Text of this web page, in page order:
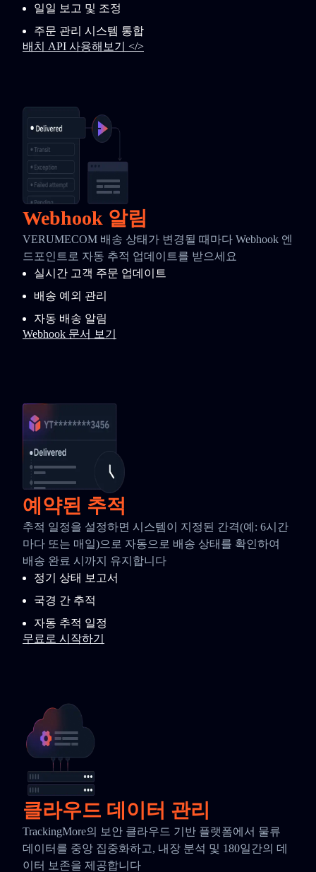
일일 보고 및 조정
주문 관리 시스템 통합
배치 API 사용해보기 </>
Webhook 알림
VERUMECOM 배송 상태가 변경될 때마다 Webhook 엔
드포인트로 자동 추적 업데이트를 받으세요
실시간 고객 주문 업데이트
배송 예외 관리
자동 배송 알림
Webhook 문서 보기
예약된 추적
추적 일정을 설정하면 시스템이 지정된 간격(예: 6시간
마다 또는 매일)으로 자동으로 배송 상태를 확인하여
배송 완료 시까지 유지합니다
정기 상태 보고서
국경 간 추적
자동 추적 일정
무료로 시작하기
클라우드 데이터 관리
TrackingMore의 보안 클라우드 기반 플랫폼에서 물류
데이터를 중앙 집중화하고, 내장 분석 및 180일간의 데
이터 보존을 제공합니다